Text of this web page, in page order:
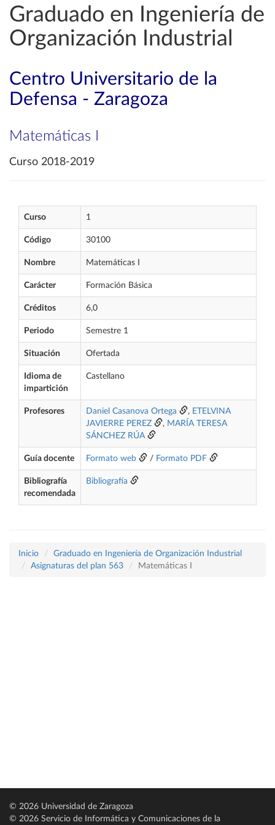
Graduado en Ingeniería de
Organización Industrial
Centro Universitario de la
Defensa - Zaragoza
Matemáticas I
Curso 2018-2019
Curso 1
Código 30100
Nombre Matemáticas I
Carácter Formación Básica
Créditos 6,0
Periodo Semestre 1
Situación Ofertada
Idioma de
impartición
Castellano
Profesores Daniel Casanova Ortega , ETELVINA
JAVIERRE PEREZ
, MARÍA TERESA
SÁNCHEZ RÚA
Guía docente Formato web / Formato PDF
Bibliografía
recomendada
Bibliografía
Inicio
Graduado en Ingeniería de Organización Industrial
Asignaturas del plan 563
Matemáticas I
© 2026 Universidad de Zaragoza
© 2026 Servicio de Informática y Comunicaciones de la